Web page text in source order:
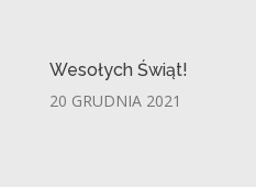
Wesołych Świąt!
20 GRUDNIA 2021